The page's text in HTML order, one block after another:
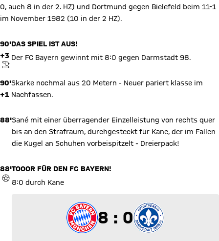
0, auch 8 in der 2. HZ) und Dortmund gegen Bielefeld beim 11-1
im November 1982 (10 in der 2 HZ).
90'
+3
ANPFIFF
DAS SPIEL IST AUS!
Der FC Bayern gewinnt mit 8:0 gegen Darmstadt 98.
90'
+1
Skarke nochmal aus 20 Metern - Neuer pariert klasse im
Nachfassen.
88'Sané mit einer überragender Einzelleistung von rechts quer
bis an den Strafraum, durchgesteckt für Kane, der im Fallen
die Kugel an Schuhen vorbeispitzelt - Dreierpack!
88'
TOR
TOOOR FÜR DEN FC BAYERN!
8:0 durch Kane
8 zu 0
8 : 0